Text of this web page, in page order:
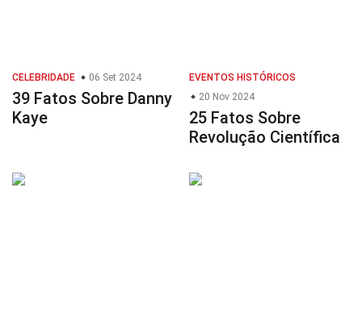
CELEBRIDADE 06 Set 2024
39 Fatos Sobre Danny
Kaye
EVENTOS HISTÓRICOS
20 Nov 2024
25 Fatos Sobre
Revolução Científica